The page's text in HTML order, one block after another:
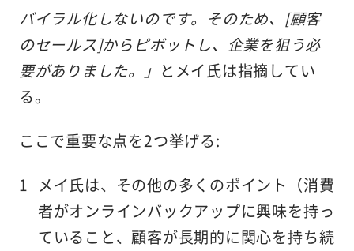
バイラル化しないのです。そのため、[顧客
のセールス]からピボットし、企業を狙う必
要がありました。」 とメイ氏は指摘してい
る。
ここで重要な点を2つ挙げる:
メイ氏は、その他の多くのポイント（消費
者がオンラインバックアップに興味を持っ
ていること、顧客が長期的に関心を持ち続